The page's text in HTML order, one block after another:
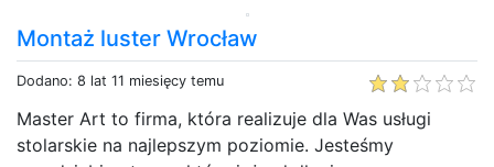
Montaż luster Wrocław
Dodano: 8 lat 11 miesięcy temu
Master Art to firma, która realizuje dla Was usługi
stolarskie na najlepszym poziomie. Jesteśmy